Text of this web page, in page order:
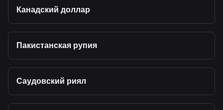
Канадский доллар
Пакистанская рупия
Саудовский риял